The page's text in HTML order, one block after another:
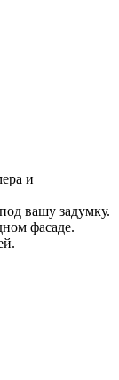
и
вашу задумку.
фасаде.